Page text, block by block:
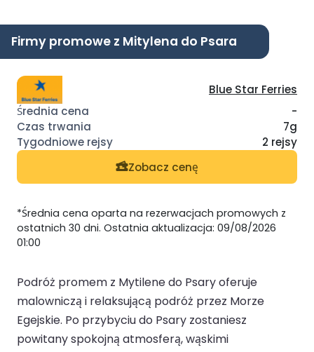
Firmy promowe z Mitylena do Psara
Blue Star Ferries
-
7g
2 rejsy
Zobacz cenę
*Średnia cena oparta na rezerwacjach promowych z
ostatnich 30 dni. Ostatnia aktualizacja: 09/08/2026
01:00
Podróż promem z Mytilene do Psary oferuje
malowniczą i relaksującą podróż przez Morze
Egejskie. Po przybyciu do Psary zostaniesz
powitany spokojną atmosferą, wąskimi